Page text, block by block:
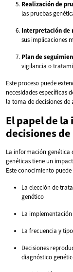
Realización de
las pruebas
Interpretación de
sus implicaciones
Plan de
vigilancia o
Este proceso puede
necesidades específicas
la toma de decisiones
El papel de
decisiones
La información genética
genéticas tiene un
Este conocimiento
La elección de
genético
La
La frecuencia y
Decisiones
diagnóstico